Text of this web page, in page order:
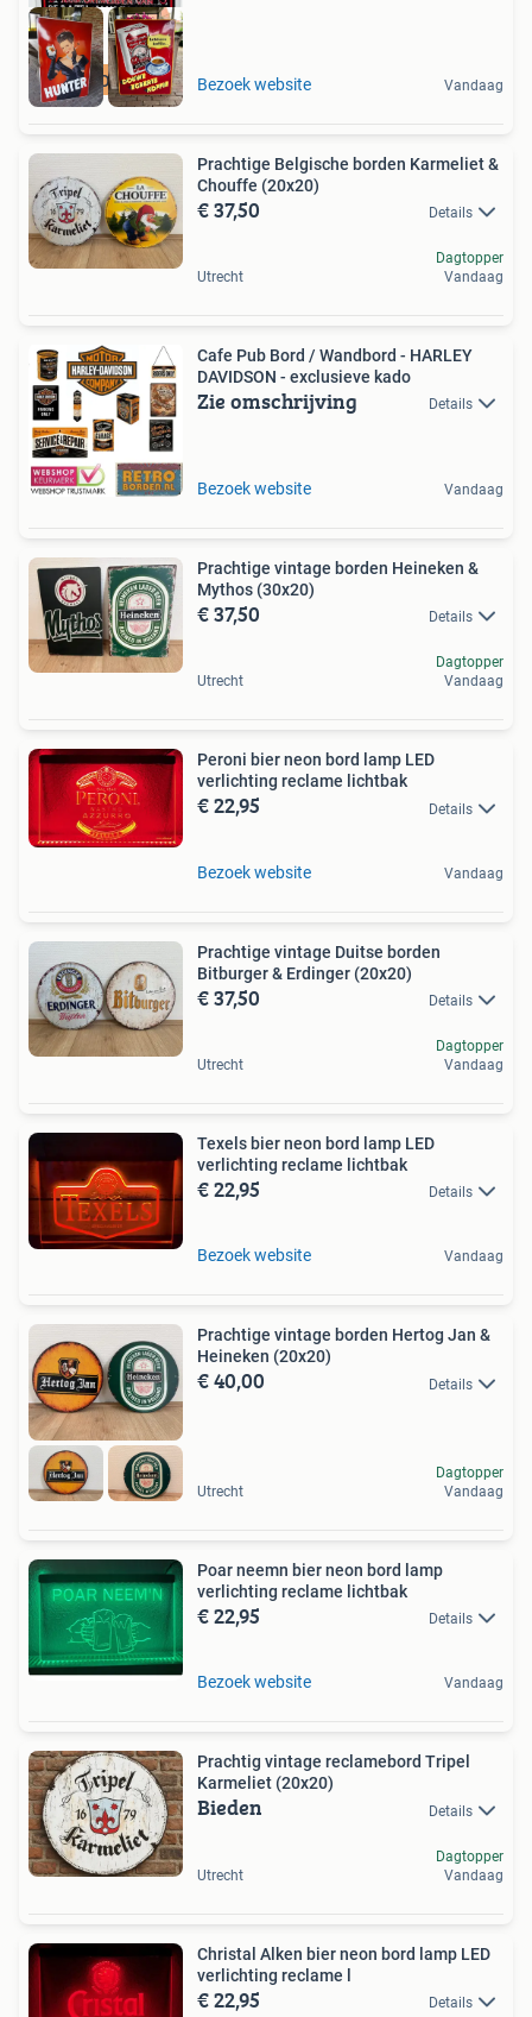
GEZOCHT Bezoek website Vandaag
Prachtige Belgische borden Karmeliet &
Chouffe (20x20)
€ 37,50 Details
Utrecht
Dagtopper
Vandaag
Cafe Pub Bord / Wandbord - HARLEY
DAVIDSON - exclusieve kado
Zie omschrijving Details
Bezoek website Vandaag
Prachtige vintage borden Heineken &
Mythos (30x20)
€ 37,50 Details
Utrecht
Dagtopper
Vandaag
Peroni bier neon bord lamp LED
verlichting reclame lichtbak
€ 22,95 Details
Bezoek website Vandaag
Prachtige vintage Duitse borden
Bitburger & Erdinger (20x20)
€ 37,50 Details
Utrecht
Dagtopper
Vandaag
Texels bier neon bord lamp LED
verlichting reclame lichtbak
€ 22,95 Details
Bezoek website Vandaag
Prachtige vintage borden Hertog Jan &
Heineken (20x20)
€ 40,00 Details
Utrecht
Dagtopper
Vandaag
Poar neemn bier neon bord lamp
verlichting reclame lichtbak
€ 22,95 Details
Bezoek website Vandaag
Prachtig vintage reclamebord Tripel
Karmeliet (20x20)
Bieden Details
Utrecht
Dagtopper
Vandaag
Christal Alken bier neon bord lamp LED
verlichting reclame l
€ 22,95 Details